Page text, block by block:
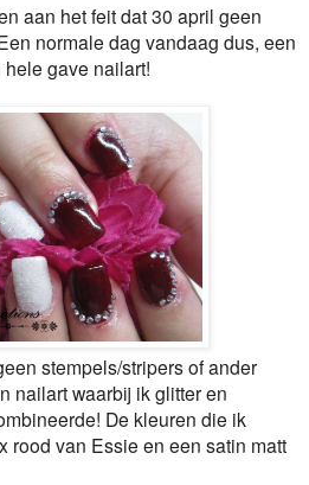
aan het feit dat 30 april geen
normale dag vandaag dus, een
gave nailart!
stempels/stripers of ander
nailart waarbij ik glitter en
De kleuren die ik
rood van Essie en een satin matt